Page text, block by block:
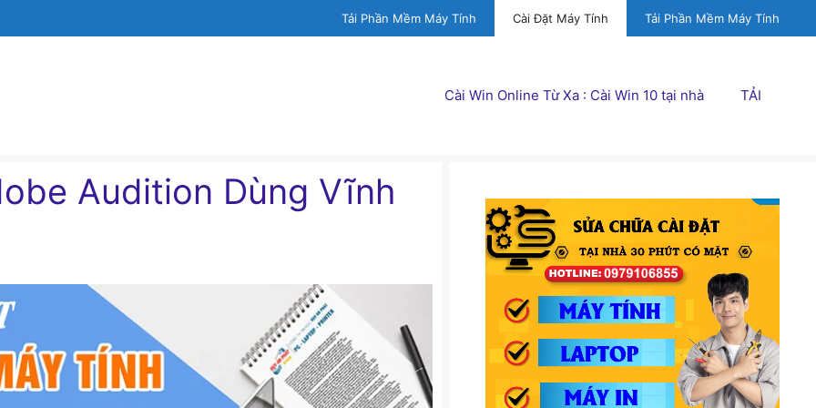
Tải Phần Mềm Máy Tính Cài Đặt Máy Tính Tải Phần Mềm Máy Tính
Cài Win Online Từ Xa : Cài Win 10 tại nhà TẢI
Audition Dùng Vĩnh